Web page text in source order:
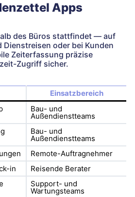
Apps
des Büros stattfindet — auf
Dienstreisen oder bei Kunden
Zeiterfassung präzise
Zugriff sicher.
Einsatzbereich
Bau- und
Außendienstteams
Bau- und
Außendienstteams
Remote-Auftragnehmer
in
Reisende Berater
Support- und
Wartungsteams